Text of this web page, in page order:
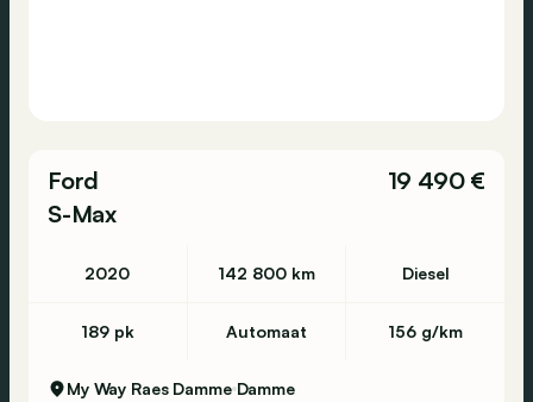
Ford
S-Max
19 490 €
2020 142 800 km Diesel
189 pk Automaat 156 g/km
My Way Raes Damme Damme